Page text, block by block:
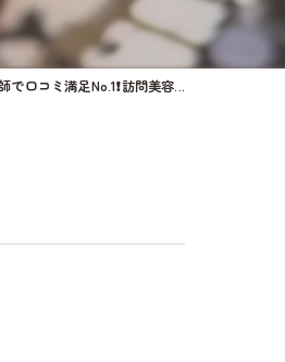
で口コミ満足No.1❗️訪問美容...